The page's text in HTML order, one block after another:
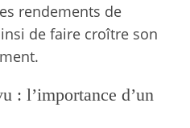
rendements de
de faire croître son
: l’importance d’un